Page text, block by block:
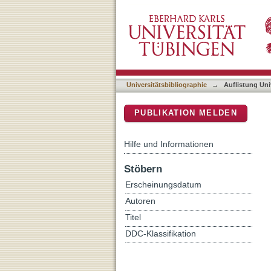
Universitätsbibliographie → Auflistung
PUBLIKATION MELDEN
Hilfe und Informationen
Stöbern
Erscheinungsdatum
Autoren
Titel
DDC-Klassifikation